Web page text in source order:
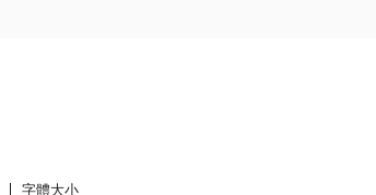
字體大小